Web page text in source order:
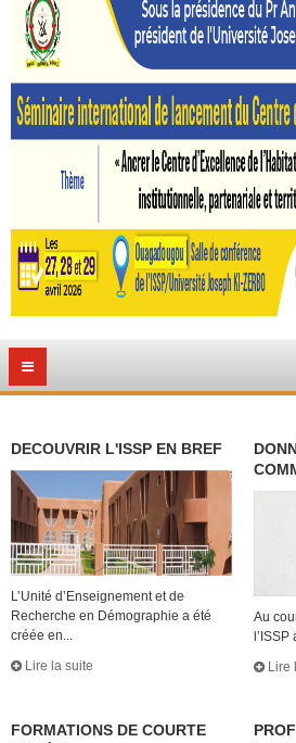
DECOUVRIR L'ISSP EN BREF
L’Unité d’Enseignement et de
Recherche en Démographie a été
créée en...
Lire la suite
Au
Lire
FORMATIONS DE COURTE